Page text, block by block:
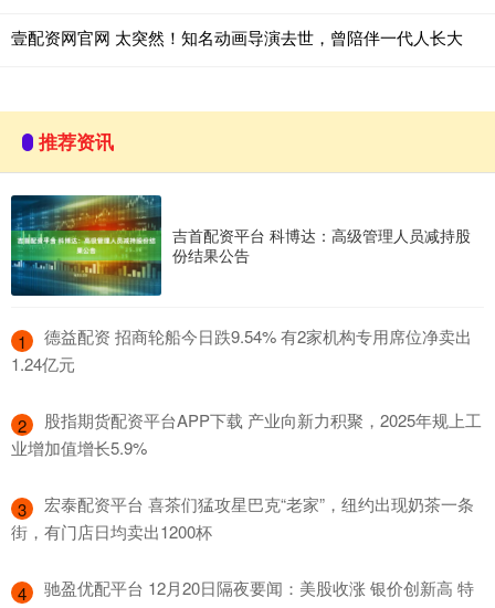
壹配资网官网 太突然！知名动画导演去世，曾陪伴一代人长大
推荐资讯
吉首配资平台 科博达：高级管理人员减持股
份结果公告
1
​德益配资 招商轮船今日跌9.54% 有2家机构专用席位净卖出
1.24亿元
2
​股指期货配资平台APP下载 产业向新力积聚，2025年规上工
业增加值增长5.9%
3
​宏泰配资平台 喜茶们猛攻星巴克“老家”，纽约出现奶茶一条
街，有门店日均卖出1200杯
4
​驰盈优配平台 12月20日隔夜要闻：美股收涨 银价创新高 特